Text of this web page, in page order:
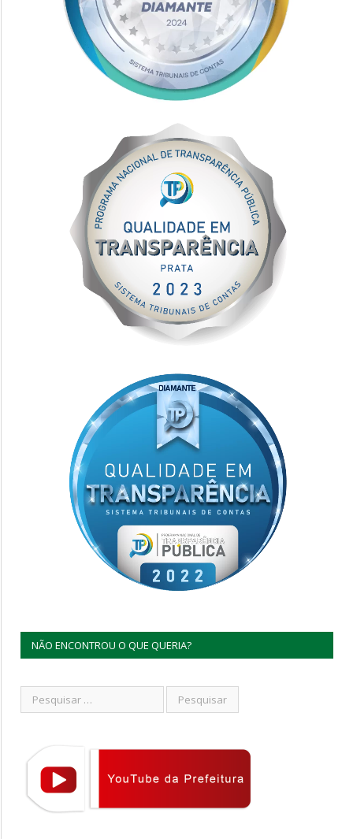
NÃO ENCONTROU O QUE QUERIA?